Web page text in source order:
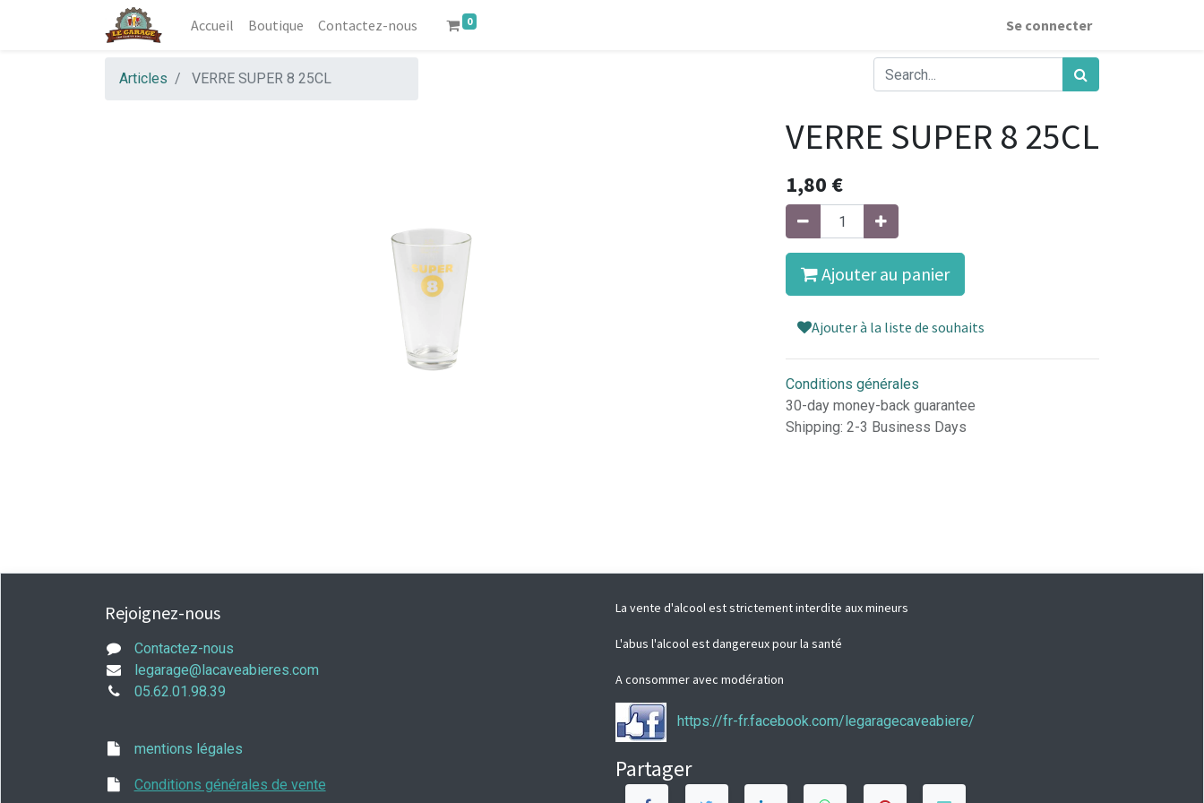
Accueil Boutique Contactez-nous 0 Se connecter
Articles VERRE SUPER 8 25CL
VERRE SUPER 8 25CL
1,80 €
Ajouter au panier
Ajouter à la liste de souhaits
Conditions générales
30-day money-back guarantee
Shipping: 2-3 Business Days
Rejoignez-nous
Contactez-nous
legarage@lacaveabieres.com
05.62.01.98.39
mentions légales
Conditions générales de vente
La vente d'alcool est strictement interdite aux mineurs
L'abus l'alcool est dangereux pour la santé
A consommer avec modération
https://fr-fr.facebook.com/legaragecaveabiere/
Partager